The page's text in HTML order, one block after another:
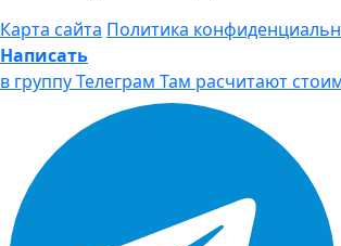
Карта сайта Политика
Написать
в группу Телеграм Там расчитают